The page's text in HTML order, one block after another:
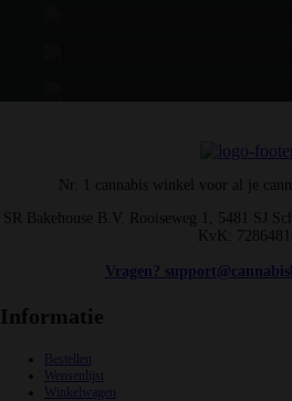
Nr. 1 cannabis winkel voor al je
SR Bakehouse B.V. Rooiseweg 1, 5481 SJ
KvK: 72864818
Vragen?
Informatie
Bestellen
Wensenlijst
Winkelwagen